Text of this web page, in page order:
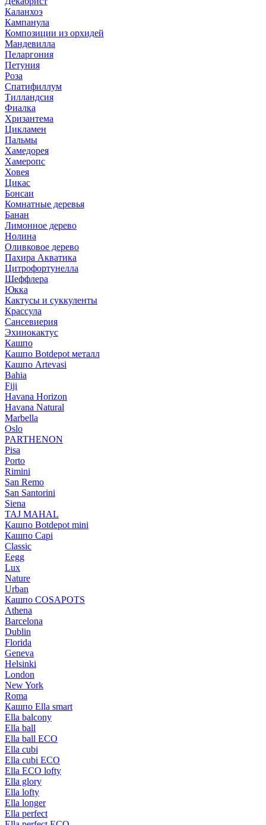
Каланхоэ
Кампанула
Композиции из орхидей
Мандевилла
Пеларгония
Петуния
Роза
Спатифиллум
Тилландсия
Фиалка
Хризантема
Цикламен
Пальмы
Хамедорея
Хамеропс
Ховея
Цикас
Бонсаи
Комнатные деревья
Банан
Лимонное дерево
Нолина
Оливковое дерево
Пахира Акватика
Цитрофортунелла
Шеффлера
Юкка
Кактусы и суккуленты
Крассула
Сансевиерия
Эхинокактус
Кашпо
Кашпо Botdepot металл
Кашпо Artevasi
Bahia
Fiji
Havana Horizon
Havana Natural
Marbella
Oslo
PARTHENON
Pisa
Porto
Rimini
San Remo
San Santorini
Siena
TAJ MAHAL
Кашпо Botdepot mini
Кашпо Capi
Classic
Eegg
Lux
Nature
Urban
Кашпо COSAPOTS
Athena
Barcelona
Dublin
Florida
Geneva
Helsinki
London
New York
Roma
Кашпо Ella smart
Ella balcony
Ella ball
Ella ball ECO
Ella cubi
Ella cubi ECO
Ella ECO lofty
Ella glory
Ella lofty
Ella longer
Ella perfect